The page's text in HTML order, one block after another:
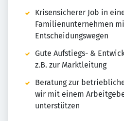
Krisensicherer Job in
Familienunternehmen
Entscheidungswegen
Gute Aufstiegs- &
z.B. zur Marktleitung
Beratung zur
wir mit einem
unterstützen